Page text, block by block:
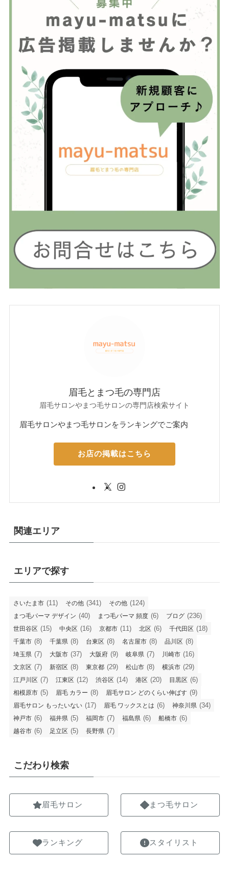
眉毛とまつ毛の専門店
眉毛サロンやまつ毛サロンの専門店検索サイト
眉毛サロンやまつ毛サロンをランキングでご案内
お店の掲載はこちら
関連エリア
エリアで探す
さいたま市 (11) その他 (341) その他 (124)
まつ毛パーマ デザイン (40) まつ毛パーマ 頻度 (6) ブログ (236)
世田谷区 (15) 中央区 (16) 京都市 (11) 北区 (6) 千代田区 (18)
千葉市 (8) 千葉県 (8) 台東区 (8) 名古屋市 (8) 品川区 (8)
埼玉県 (7) 大阪市 (37) 大阪府 (9) 岐阜県 (7) 川崎市 (16)
文京区 (7) 新宿区 (8) 東京都 (29) 松山市 (8) 横浜市 (29)
江戸川区 (7) 江東区 (12) 渋谷区 (14) 港区 (20) 目黒区 (6)
相模原市 (5) 眉毛 カラー (8) 眉毛サロン どのくらい伸ばす (9)
眉毛サロン もったいない (17) 眉毛 ワックスとは (6) 神奈川県 (34)
神戸市 (6) 福井県 (5) 福岡市 (7) 福島県 (6) 船橋市 (6)
越谷市 (6) 足立区 (5) 長野県 (7)
こだわり検索
眉毛サロン
ランキング
まつ毛サロン
スタイリスト